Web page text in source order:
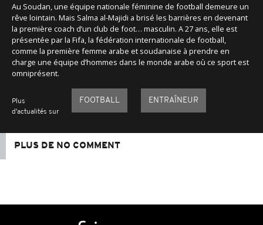
Au Soudan, une équipe nationale féminine de football demeure un
rêve lointain. Mais Salma al-Majidi a brisé les barrières en devenant
la première coach d’un club de foot… masculin. A 27 ans, elle est
présentée par la Fifa, la fédération internationale de football,
comme la première femme arabe et soudanaise à prendre en
charge une équipe d’hommes dans le monde arabe où ce sport est
omniprésent.
Plus
d'actualités sur
FOOTBALL ENTRAÎNEUR
PLUS DE NO COMMENT